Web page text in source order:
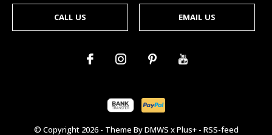
CALL US EMAIL US
© Copyright 2026- Theme ByDMWS xPlus+- RSS-feed